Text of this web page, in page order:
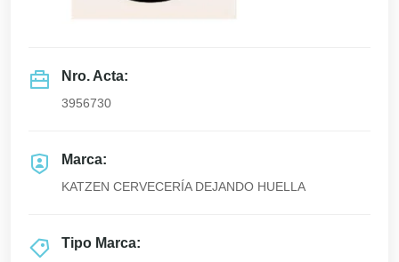
Nro. Acta:
3956730
Marca:
KATZEN CERVECERÍA DEJANDO HUELLA
Tipo Marca: